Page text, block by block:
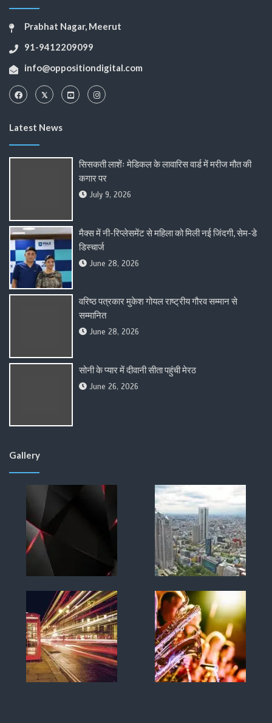
Prabhat Nagar, Meerut
91-9412209099
info@oppositiondigital.com
Latest News
सिसकती लाशेंः मेडिकल के लावारिस वार्ड में मरीज मौत की
कगार पर
July 9, 2026
मैक्स में नी-रिप्लेसमेंट से महिला को मिली नई जिंदगी, सेम-डे
डिस्चार्ज
June 28, 2026
वरिष्ठ पत्रकार मुकेश गोयल राष्ट्रीय गौरव सम्मान से
सम्मानित
June 28, 2026
सोनी के प्यार में दीवानी सीता पहुंची मेरठ
June 26, 2026
Gallery